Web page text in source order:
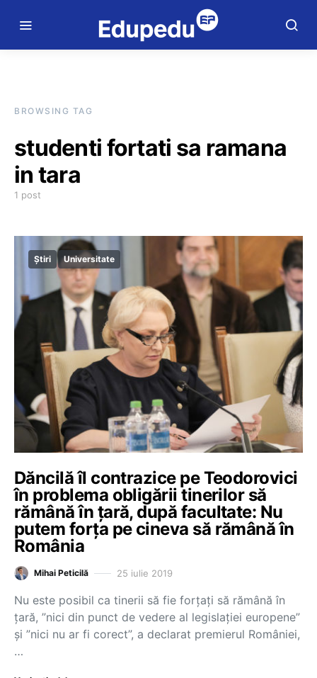
BROWSING TAG
studenti fortati sa ramana
in tara
1 post
Știri Universitate
Dăncilă îl contrazice pe Teodorovici
în problema obligării tinerilor să
rămână în țară, după facultate: Nu
putem forța pe cineva să rămână în
România
Mihai Peticilă 25 iulie 2019
Nu este posibil ca tinerii să fie forțați să rămână în
țară, ”nici din punct de vedere al legislației europene”
și ”nici nu ar fi corect”, a declarat premierul României,
…